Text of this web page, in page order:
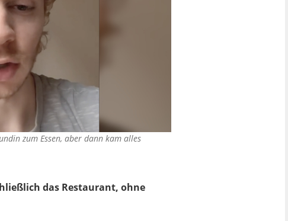
zum Essen, aber dann kam alles
das Restaurant, ohne